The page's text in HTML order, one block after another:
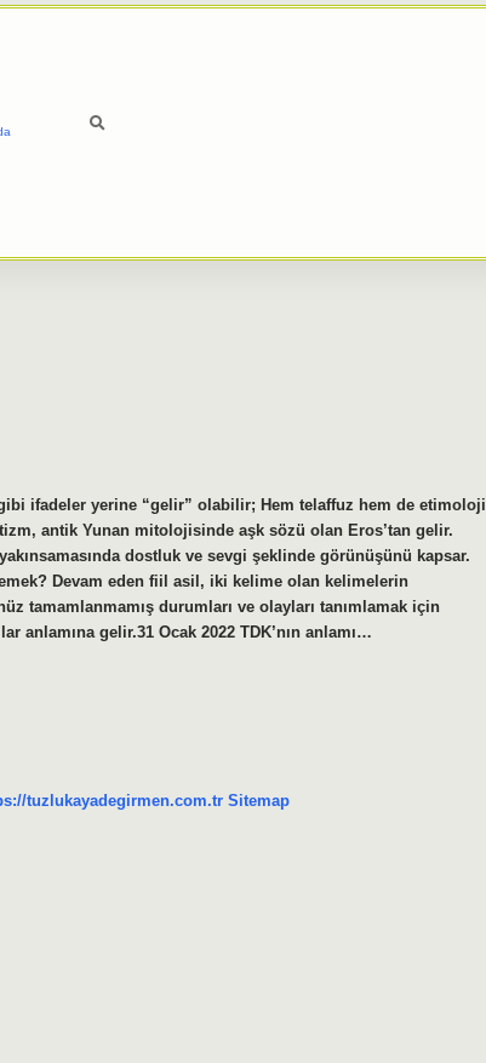
ifadeler yerine “gelir” olabilir; Hem telaffuz hem de etimoloji
antik Yunan mitolojisinde aşk sözü olan Eros’tan gelir.
dostluk ve sevgi şeklinde görünüşünü kapsar.
Devam eden fiil asil, iki kelime olan kelimelerin
tamamlanmamış durumları ve olayları tanımlamak için
anlamına gelir.31 Ocak 2022 TDK’nın anlamı…
tuzlukayadegirmen.com.tr Sitemap